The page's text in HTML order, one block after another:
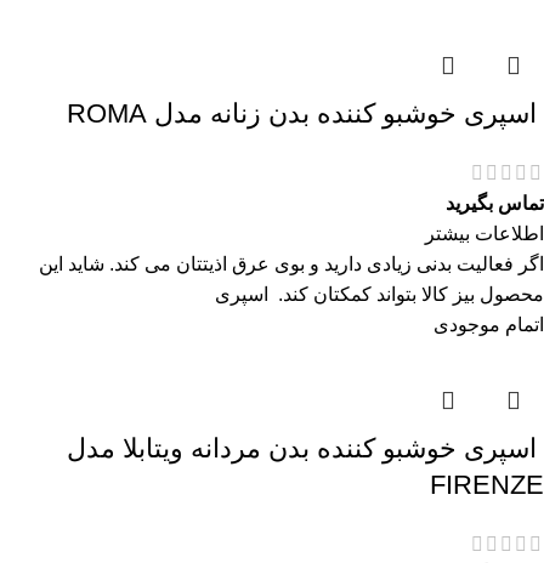
اسپری خوشبو کننده بدن زنانه مدل ROMA
تماس بگیرید
اطلاعات بیشتر
اگر فعالیت بدنی زیادی دارید و بوی عرق اذیتتان می کند. شاید این
محصول بیز کالا بتواند کمکتان کند. اسپری
اتمام موجودی
اسپری خوشبو کننده بدن مردانه ویتابلا مدل
FIRENZE